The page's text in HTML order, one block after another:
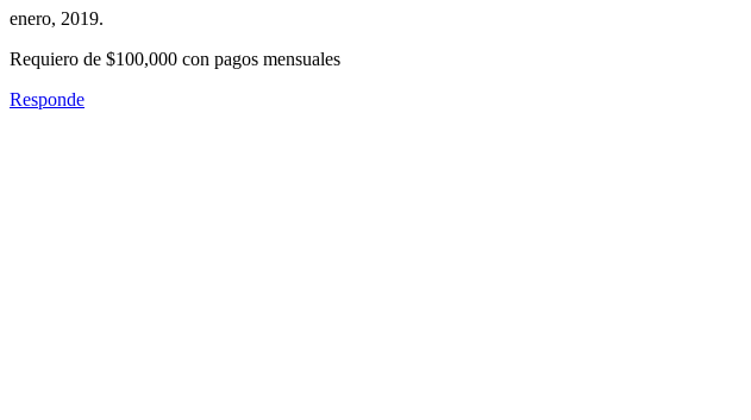
enero, 2019.
Requiero de $100,000 con pagos mensuales
Responde